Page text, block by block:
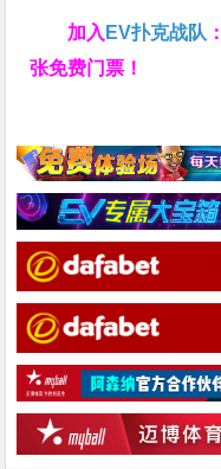
加入 EV扑克战队 ：
张免费门票！